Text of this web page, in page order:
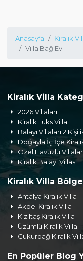
Anasayfa Kiralık
Villa Bağ Evi
Kiralık Villa
2026 Villaları
Kiralık Lüks Villa
Balayı Villaları 2
Doğayla İç İçe
Özel Havuzlu Villalar
Kiralık Balayı Villası
Kiralık Villa
Antalya Kiralık Villa
Akbel Kiralık Villa
Kızıltaş Kiralık Villa
Üzümlü Kiralık Villa
Çukurbağ Kiralık
En Popüler Blog